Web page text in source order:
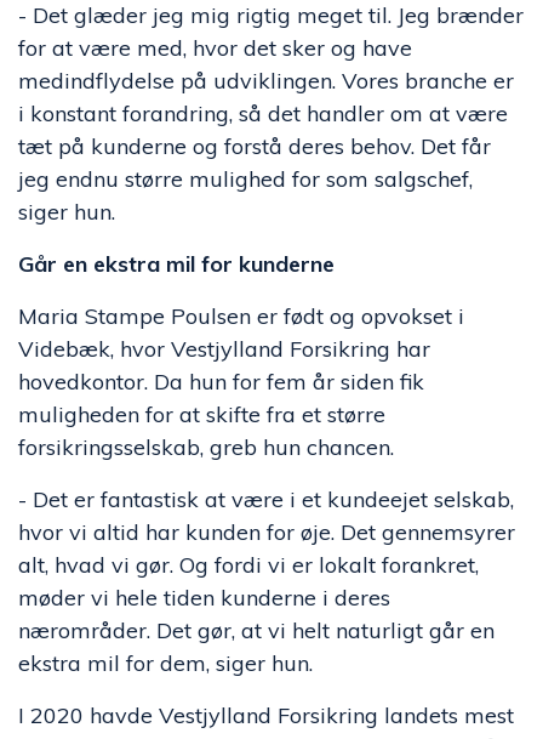
- Det glæder jeg mig rigtig meget til. Jeg brænder
for at være med, hvor det sker og have
medindflydelse på udviklingen. Vores branche er
i konstant forandring, så det handler om at være
tæt på kunderne og forstå deres behov. Det får
jeg endnu større mulighed for som salgschef,
siger hun.
Går en ekstra mil for kunderne
Maria Stampe Poulsen er født og opvokset i
Videbæk, hvor Vestjylland Forsikring har
hovedkontor. Da hun for fem år siden fik
muligheden for at skifte fra et større
forsikringsselskab, greb hun chancen.
- Det er fantastisk at være i et kundeejet selskab,
hvor vi altid har kunden for øje. Det gennemsyrer
alt, hvad vi gør. Og fordi vi er lokalt forankret,
møder vi hele tiden kunderne i deres
nærområder. Det gør, at vi helt naturligt går en
ekstra mil for dem, siger hun.
I 2020 havde Vestjylland Forsikring landets mest